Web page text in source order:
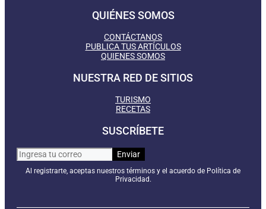
QUIÉNES SOMOS
CONTÁCTANOS
PUBLICA TUS ARTÍCULOS
QUIENES SOMOS
NUESTRA RED DE SITIOS
TURISMO
RECETAS
SUSCRÍBETE
Al registrarte, aceptas nuestros términos y el acuerdo de Política de
Privacidad.